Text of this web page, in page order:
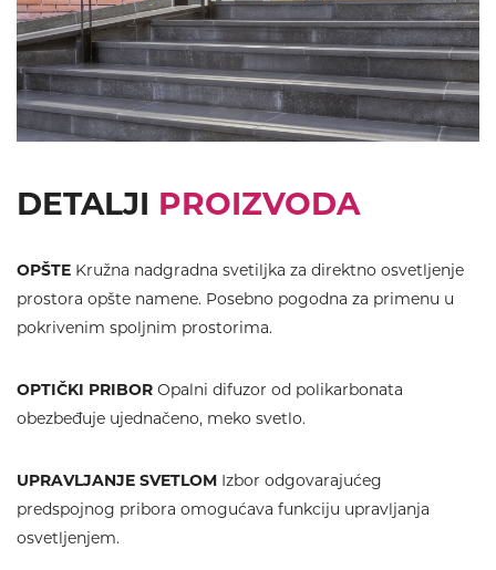
DETALJI PROIZVODA
OPŠTE Kružna nadgradna svetiljka za direktno osvetljenje
prostora opšte namene. Posebno pogodna za primenu u
pokrivenim spoljnim prostorima.
OPTIČKI PRIBOR Opalni difuzor od polikarbonata
obezbeđuje ujednačeno, meko svetlo.
UPRAVLJANJE SVETLOM Izbor odgovarajućeg
predspojnog pribora omogućava funkciju upravljanja
osvetljenjem.